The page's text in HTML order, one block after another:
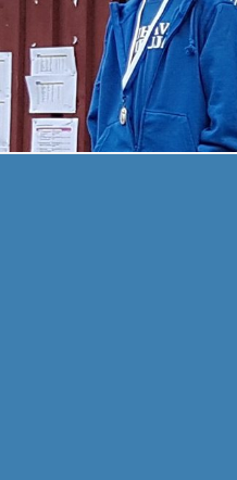
Siirry
sisältöön